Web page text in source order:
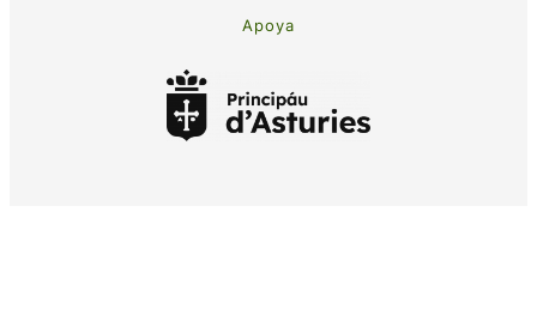
Apoya